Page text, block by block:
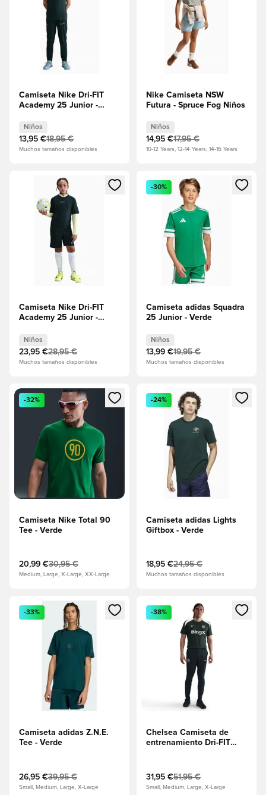
Camiseta Nike Dri-FIT
Academy 25 Junior -
Niños
13,95 €18,95 €
Muchos tamaños disponibles
Nike Camiseta NSW
Futura - Spruce Fog Niños
Niños
14,95 €17,95 €
10-12 Years, 12-14 Years, 14-16 Years
Abre un modal para iniciar sesión o registrarse como
Camiseta Nike Dri-FIT
Academy 25 Junior -
Niños
23,95 €28,95 €
Muchos tamaños disponibles
Abre un modal para iniciar
-30%
Camiseta adidas Squadra
25 Junior - Verde
Niños
13,99 €19,95 €
Muchos tamaños disponibles
Abre un modal para iniciar sesión o registrarse como
-32%
Camiseta Nike Total 90
Tee - Verde
20,99 €30,95 €
Medium, Large, X-Large, XX-Large
Abre un modal para iniciar
-24%
Camiseta adidas Lights
Giftbox - Verde
18,95 €24,95 €
Muchos tamaños disponibles
Abre un modal para iniciar sesión o registrarse como
-33%
Camiseta adidas Z.N.E.
Tee - Verde
26,95 €39,95 €
Small, Medium, Large, X-Large
Abre un modal para iniciar
-38%
Chelsea Camiseta de
entrenamiento Dri-FIT
Marl
31,95 €51,95 €
Small, Medium, Large, X-Large